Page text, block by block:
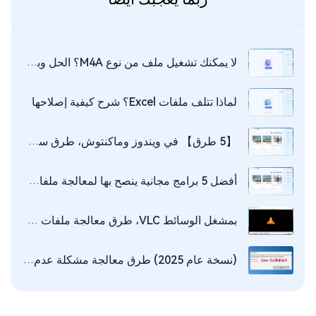
لا يمكنك تشغيل ملف من نوع M4A؟ الحل وبرنامج المشغل الموصى به
لماذا تتلف ملفات Excel؟ شرح كيفية إصلاحها
【5 طرق】 في ويندوز وماكنتوش، طرق سريعة لمعالجة ملفات MOV
أفضل 5 برامج مجانية ينصح بها لمعالجة ملفات MP4 التالفة
بمشغل الوسائط VLC، طرق معالجة ملفات فيديو MP4 التالفة
(نسخة عام 2025) طرق معالجة مشكلة عدم تشغيل مقاطع الفيديو عند حدوث الخطأ 0xc00d36c4